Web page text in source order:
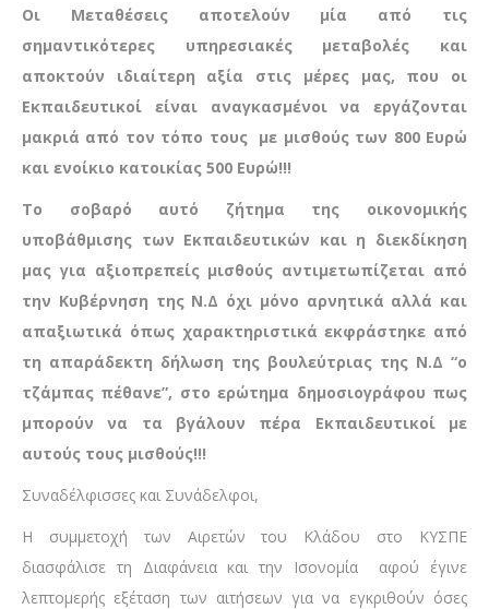
Οι Μεταθέσεις αποτελούν μία από τις
σημαντικότερες υπηρεσιακές μεταβολές και
αποκτούν ιδιαίτερη αξία στις μέρες μας, που οι
Εκπαιδευτικοί είναι αναγκασμένοι να εργάζονται
μακριά από τον τόπο τους με μισθούς των 800 Ευρώ
και ενοίκιο κατοικίας 500 Ευρώ!!!
Το σοβαρό αυτό ζήτημα της οικονομικής
υποβάθμισης των Εκπαιδευτικών και η διεκδίκηση
μας για αξιοπρεπείς μισθούς αντιμετωπίζεται από
την Κυβέρνηση της Ν.Δ όχι μόνο αρνητικά αλλά και
απαξιωτικά όπως χαρακτηριστικά εκφράστηκε από
τη απαράδεκτη δήλωση της βουλεύτριας της Ν.Δ “ο
τζάμπας πέθανε”, στο ερώτημα δημοσιογράφου πως
μπορούν να τα βγάλουν πέρα Εκπαιδευτικοί με
αυτούς τους μισθούς!!!
Συναδέλφισσες και Συνάδελφοι,
Η συμμετοχή των Αιρετών του Κλάδου στο ΚΥΣΠΕ
διασφάλισε τη Διαφάνεια και την Ισονομία αφού έγινε
λεπτομερής εξέταση των αιτήσεων για να εγκριθούν όσες